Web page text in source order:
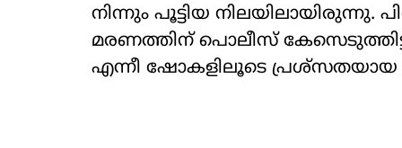
നിന്നും പൂട്ടിയ നിലയിലായിരുന്നു.
മരണത്തിന് പൊലീസ്
എന്നീ ഷോകളിലൂടെ പ്രശ്സതയായ